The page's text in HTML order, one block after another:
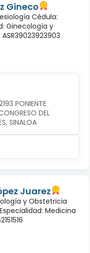
Gineco
Cédula:
Ginecología y
PONIENTE
DEL
SINALOA
Juarez
y Obstetricia
Especialidad: Medicina